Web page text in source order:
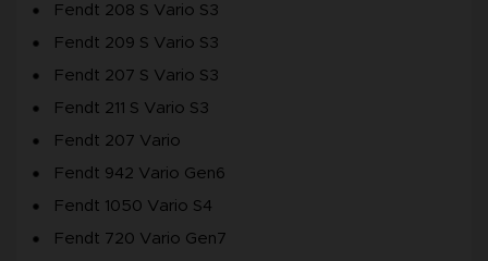
Fendt 208 S Vario S3
Fendt 209 S Vario S3
Fendt 207 S Vario S3
Fendt 211 S Vario S3
Fendt 207 Vario
Fendt 942 Vario Gen6
Fendt 1050 Vario S4
Fendt 720 Vario Gen7